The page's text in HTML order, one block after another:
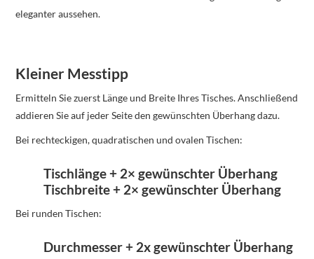
eleganter aussehen.
Kleiner Messtipp
Ermitteln Sie zuerst Länge und Breite Ihres Tisches. Anschließend
addieren Sie auf jeder Seite den gewünschten Überhang dazu.
Bei rechteckigen, quadratischen und ovalen Tischen:
Tischlänge + 2× gewünschter Überhang
Tischbreite + 2× gewünschter Überhang
Bei runden Tischen:
Durchmesser + 2x gewünschter Überhang